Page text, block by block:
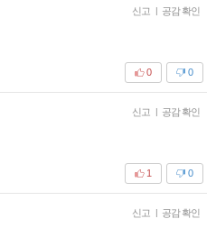
신고 | 공감 확인
0
0
신고 | 공감 확인
0
1
신고 | 공감 확인